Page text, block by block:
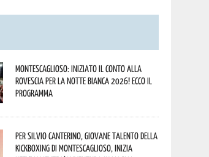
Montescaglioso: iniziato il conto alla
rovescia per la Notte Bianca 2026! Ecco il
programma
Per Silvio Canterino, giovane talento della
kickboxing di Montescaglioso, inizia